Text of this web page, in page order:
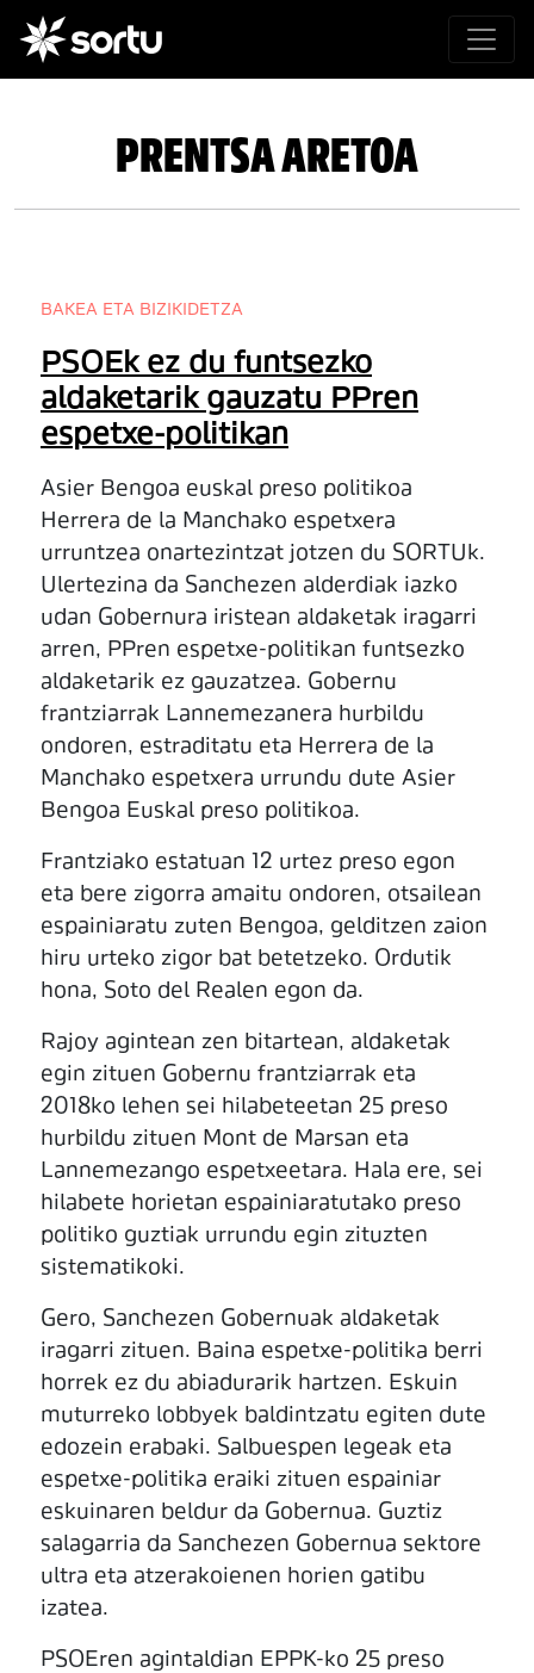
PRENTSA ARETOA
BAKEA ETA BIZIKIDETZA
PSOEk ez du funtsezko
aldaketarik gauzatu PPren
espetxe-politikan
Asier Bengoa euskal preso politikoa
Herrera de la Manchako espetxera
urruntzea onartezintzat jotzen du SORTUk.
Ulertezina da Sanchezen alderdiak iazko
udan Gobernura iristean aldaketak iragarri
arren, PPren espetxe-politikan funtsezko
aldaketarik ez gauzatzea. Gobernu
frantziarrak Lannemezanera hurbildu
ondoren, estraditatu eta Herrera de la
Manchako espetxera urrundu dute Asier
Bengoa Euskal preso politikoa.
Frantziako estatuan 12 urtez preso egon
eta bere zigorra amaitu ondoren, otsailean
espainiaratu zuten Bengoa, gelditzen zaion
hiru urteko zigor bat betetzeko. Ordutik
hona, Soto del Realen egon da.
Rajoy agintean zen bitartean, aldaketak
egin zituen Gobernu frantziarrak eta
2018ko lehen sei hilabeteetan 25 preso
hurbildu zituen Mont de Marsan eta
Lannemezango espetxeetara. Hala ere, sei
hilabete horietan espainiaratutako preso
politiko guztiak urrundu egin zituzten
sistematikoki.
Gero, Sanchezen Gobernuak aldaketak
iragarri zituen. Baina espetxe-politika berri
horrek ez du abiadurarik hartzen. Eskuin
muturreko lobbyek baldintzatu egiten dute
edozein erabaki. Salbuespen legeak eta
espetxe-politika eraiki zituen espainiar
eskuinaren beldur da Gobernua. Guztiz
salagarria da Sanchezen Gobernua sektore
ultra eta atzerakoienen horien gatibu
izatea.
PSOEren agintaldian EPPK-ko 25 preso